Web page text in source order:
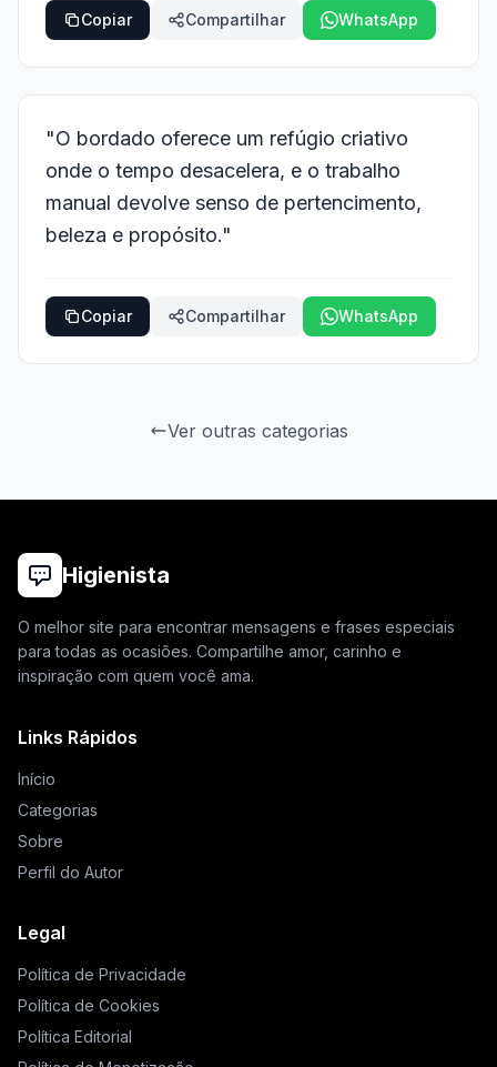
Copiar Compartilhar WhatsApp
"O bordado oferece um refúgio criativo
onde o tempo desacelera, e o trabalho
manual devolve senso de pertencimento,
beleza e propósito."
Copiar Compartilhar WhatsApp
Ver outras categorias
Higienista
O melhor site para encontrar mensagens e frases especiais
para todas as ocasiões. Compartilhe amor, carinho e
inspiração com quem você ama.
Links Rápidos
Início
Categorias
Sobre
Perfil do Autor
Legal
Política de Privacidade
Política de Cookies
Política Editorial